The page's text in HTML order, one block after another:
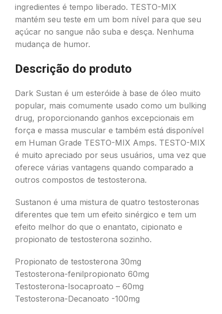
ingredientes é tempo liberado. TESTO-MIX
mantém seu teste em um bom nível para que seu
açúcar no sangue não suba e desça. Nenhuma
mudança de humor.
Descrição do produto
Dark Sustan é um esteróide à base de óleo muito
popular, mais comumente usado como um bulking
drug, proporcionando ganhos excepcionais em
força e massa muscular e também está disponível
em Human Grade TESTO-MIX Amps. TESTO-MIX
é muito apreciado por seus usuários, uma vez que
oferece várias vantagens quando comparado a
outros compostos de testosterona.
Sustanon é uma mistura de quatro testosteronas
diferentes que tem um efeito sinérgico e tem um
efeito melhor do que o enantato, cipionato e
propionato de testosterona sozinho.
Propionato de testosterona 30mg
Testosterona-fenilpropionato 60mg
Testosterona-Isocaproato – 60mg
Testosterona-Decanoato -100mg